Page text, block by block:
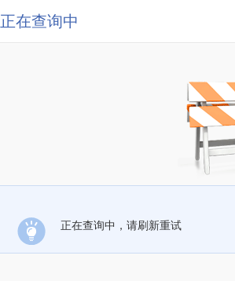
正在查询中
正在查询中，请刷新重试